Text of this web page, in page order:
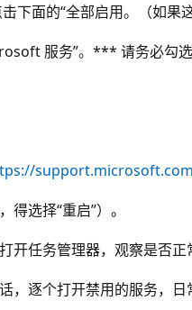
击下面的“全部启用。（如果
服务”。*** 请务必
选择“重启”）。
开任务管理器，观察是否正
，逐个打开禁用的服务，日